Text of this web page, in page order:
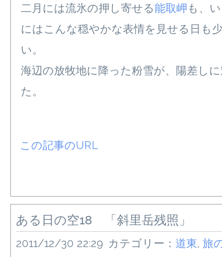
二月には流氷の押し寄せる能取岬も、
にはこんな穏やかな表情を見せる日も
い。
海辺の放牧地に降った粉雪が、陽差し
た。
この記事のURL
ある日の空18 「斜里岳残照」
2011/12/30 22:29 カテゴリー： 道東, 旅